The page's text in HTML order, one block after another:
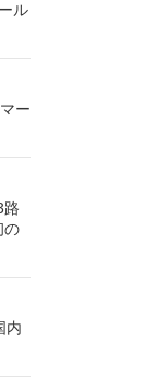
ル
ー
路
の
内